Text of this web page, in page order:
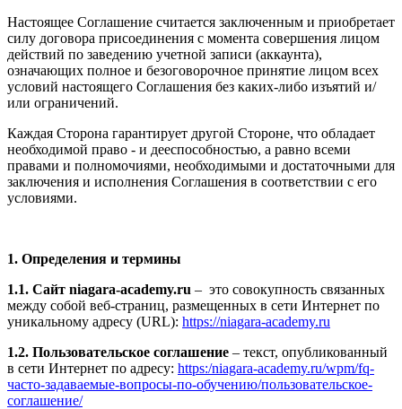
Настоящее Соглашение считается заключенным и приобретает
силу договора присоединения с момента совершения лицом
действий по заведению учетной записи (аккаунта),
означающих полное и безоговорочное принятие лицом всех
условий настоящего Соглашения без каких-либо изъятий и/
или ограничений.
Каждая Сторона гарантирует другой Стороне, что обладает
необходимой право - и дееспособностью, а равно всеми
правами и полномочиями, необходимыми и достаточными для
заключения и исполнения Соглашения в соответствии с его
условиями.
1. Определения и термины
1.1. Сайт niagara-academy.ru – это совокупность связанных
между собой веб-страниц, размещенных в сети Интернет по
уникальному адресу (URL): https://niagara-academy.ru
1.2. Пользовательское соглашение – текст, опубликованный
в сети Интернет по адресу: https:/niagara-academy.ru/wpm/fq-
часто-задаваемые-вопросы-по-обучению/пользовательское-
соглашение/